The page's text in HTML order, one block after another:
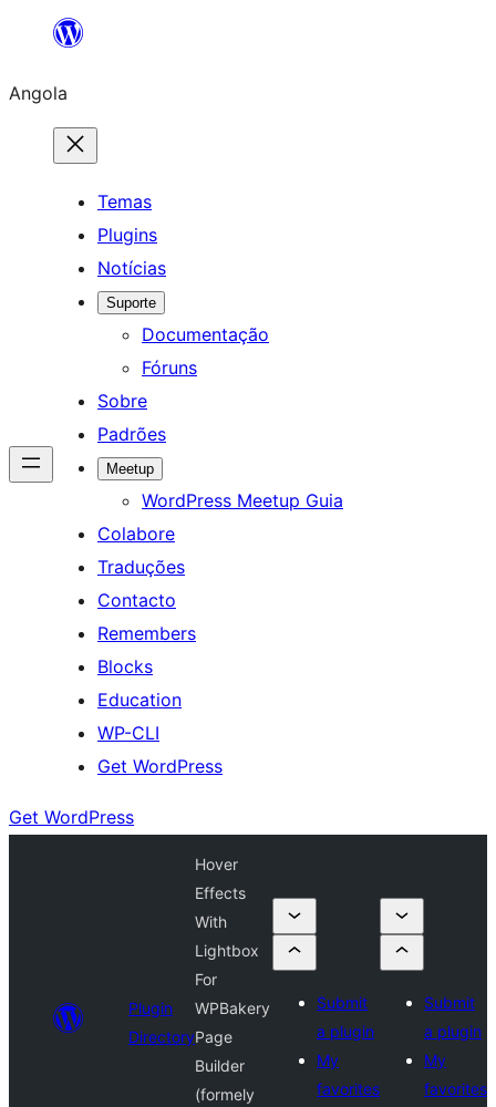
Saltar
o
conteúdo
Angola
Temas
Plugins
Notícias
Suporte
Documentação
Fóruns
Sobre
Padrões
Meetup
WordPress Meetup Guia
Colabore
Traduções
Contacto
Remembers
Blocks
Education
WP-CLI
Get WordPress
Get WordPress
Plugin
Directory
Hover
Effects
With
Lightbox
For
WPBakery
Page
Builder
(formely
Submit
a plugin
My
favorites
Submit
a plugin
My
favorites